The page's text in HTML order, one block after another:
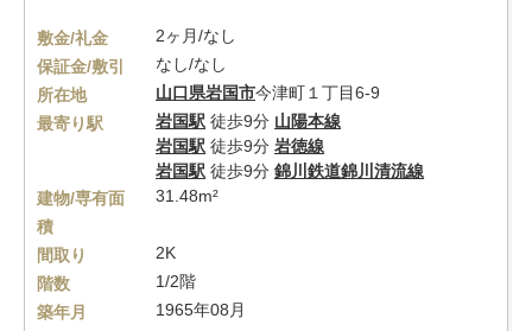
敷金/礼金
2ヶ月/なし
保証金/敷引
なし/なし
所在地
山口県岩国市今津町１丁目6-9
最寄り駅
岩国駅 徒歩9分 山陽本線
岩国駅 徒歩9分 岩徳線
岩国駅 徒歩9分 錦川鉄道錦川清流線
建物/専有面
積
31.48m²
間取り
2K
階数
1/2階
築年月
1965年08月